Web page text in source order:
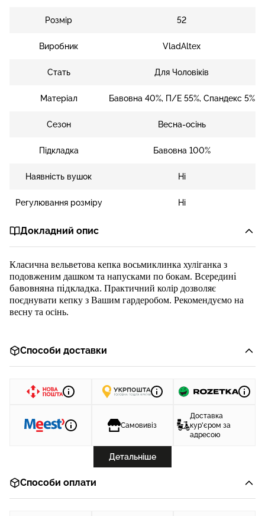
Розмір 52
Виробник VladAltex
Стать Для Чоловіків
Матеріал Бавовна 40%, П/Е 55%, Спандекс 5%
Сезон Весна-осінь
Підкладка Бавовна 100%
Наявність вушок Ні
Регулювання розміру Ні
Докладний опис
Класична вельветова кепка восьмиклинка хуліганка з
подовженим дашком та напусками по бокам. Всередині
бавовняна підкладка. Практичний колір дозволяє
поєднувати кепку з Вашим гардеробом. Рекомендуємо на
весну та осінь.
Способи доставки
Самовивіз
Доставка
кур'єром за
адресою
Детальніше
Способи оплати